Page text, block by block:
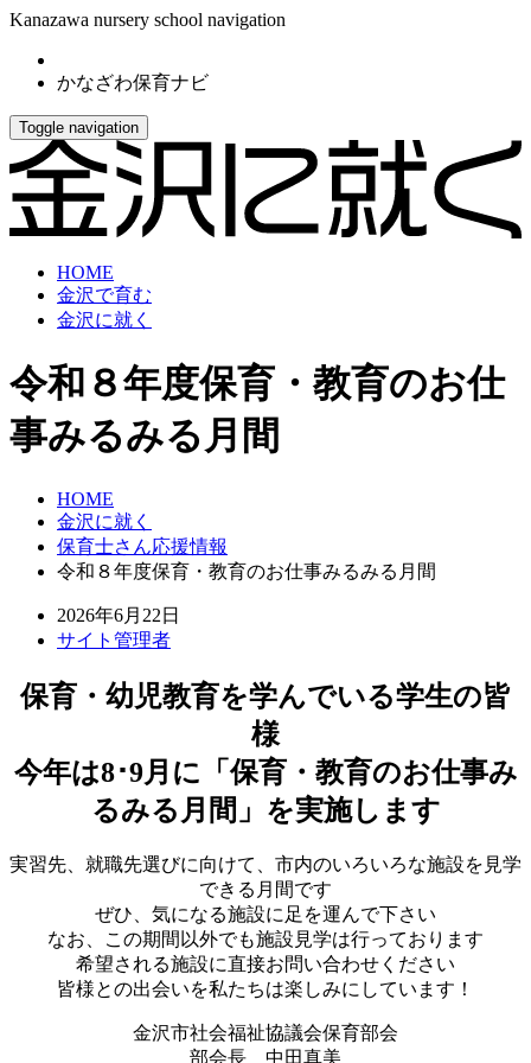
Kanazawa nursery school navigation
かなざわ保育ナビ
Toggle navigation
HOME
金沢で育む
金沢に就く
令和８年度保育・教育のお仕
事みるみる月間
HOME
金沢に就く
保育士さん応援情報
令和８年度保育・教育のお仕事みるみる月間
2026年6月22日
サイト管理者
保育・幼児教育を学んでいる学生の皆
様
今年は8･9月に「保育・教育のお仕事み
るみる月間」を実施します
実習先、就職先選びに向けて、市内のいろいろな施設を見学
できる月間です
ぜひ、気になる施設に足を運んで下さい
なお、この期間以外でも施設見学は行っております
希望される施設に直接お問い合わせください
皆様との出会いを私たちは楽しみにしています！
金沢市社会福祉協議会保育部会
部会長 中田真美